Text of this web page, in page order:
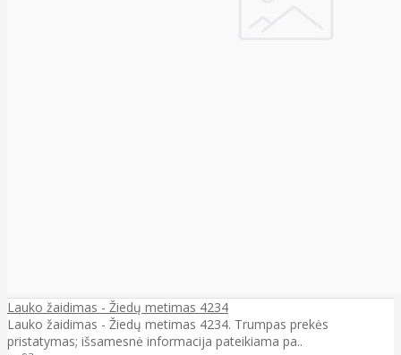
Lauko žaidimas - Žiedų metimas 4234
Lauko žaidimas - Žiedų metimas 4234. Trumpas prekės
pristatymas; išsamesnė informacija pateikiama pa..